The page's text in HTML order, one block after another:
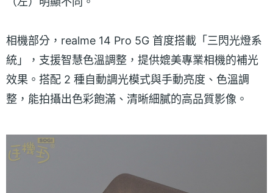
相機部分，realme 14 Pro 5G 首度搭載「三閃光燈系
統」，支援智慧色溫調整，提供媲美專業相機的補光
效果。搭配 2 種自動調光模式與手動亮度、色溫調
整，能拍攝出色彩飽滿、清晰細膩的高品質影像。